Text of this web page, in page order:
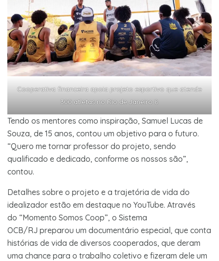
Cooperativa financeira apoia projeto esportivo que atende
300 atletas no Rio de Janeiro 8
Tendo os mentores como inspiração, Samuel Lucas de
Souza, de 15 anos, contou um objetivo para o futuro.
“Quero me tornar professor do projeto, sendo
qualificado e dedicado, conforme os nossos são”,
contou.
Detalhes sobre o projeto e a trajetória de vida do
idealizador estão em destaque no YouTube. Através
do “Momento Somos Coop”, o Sistema
OCB/RJ preparou um documentário especial, que conta
histórias de vida de diversos cooperados, que deram
uma chance para o trabalho coletivo e fizeram dele um